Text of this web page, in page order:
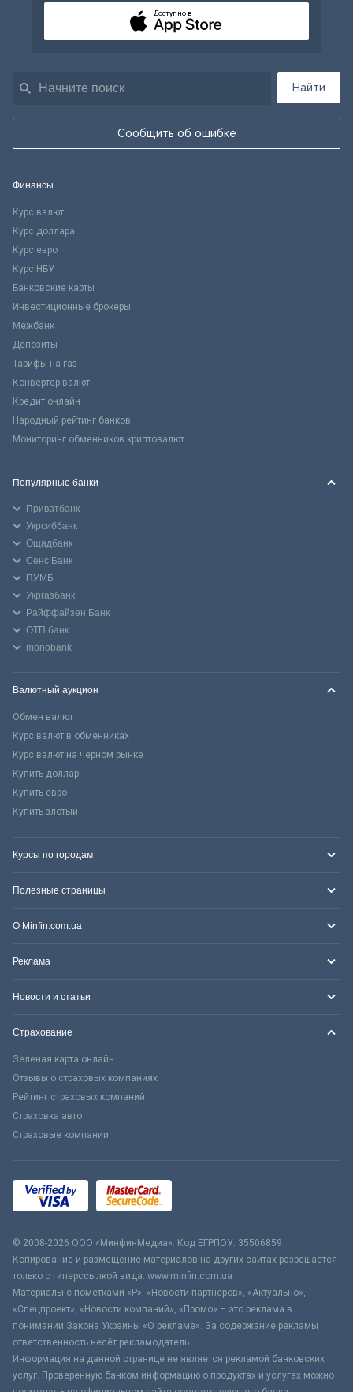
Найти
Сообщить об ошибке
Доступно в
Финансы
Курс валют
Курс доллара
Курс евро
Курс НБУ
Банковские карты
Инвестиционные брокеры
Межбанк
Депозиты
Тарифы на газ
Конвертер валют
Кредит онлайн
Народный рейтинг банков
Мониторинг обменников криптовалют
Популярные банки
Приватбанк
Укрсиббанк
Ощадбанк
Сенс Банк
ПУМБ
Укргазбанк
Райффайзен Банк
ОТП банк
monobank
Валютный аукцион
Обмен валют
Курс валют в обменниках
Курс валют на черном рынке
Купить доллар
Купить евро
Купить злотый
Курсы по городам
Полезные страницы
О Minfin.com.ua
Реклама
Новости и статьи
Страхование
Зеленая карта онлайн
Отзывы о страховых компаниях
Рейтинг страховых компаний
Страховка авто
Страховые компании
© 2008-2026 ООО «МинфинМедиа». Код ЕГРПОУ: 35506859
Копирование и размещение материалов на других сайтах разрешается
только с гиперссылкой вида: www.minfin.com.ua
Материалы с пометками «Р», «Новости партнёров», «Актуально»,
«Спецпроект», «Новости компаний», «Промо» – это реклама в
понимании Закона Украины «О рекламе». За содержание рекламы
ответственность несёт рекламодатель.
Информация на данной странице не является рекламой банковских
услуг. Проверенную банком информацию о продуктах и услугах можно